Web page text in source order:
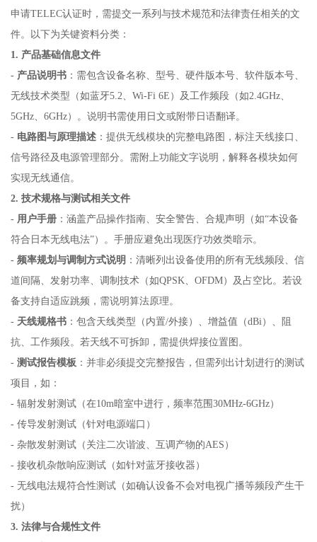
申请TELEC认证时，需提交一系列与技术规范和法律责任相关的文
件。以下为关键资料分类：
1. 产品基础信息文件
- 产品说明书：需包含设备名称、型号、硬件版本号、软件版本号、
无线技术类型（如蓝牙5.2、Wi-Fi 6E）及工作频段（如2.4GHz、
5GHz、6GHz）。说明书需使用日文或附带日语翻译。
- 电路图与原理描述：提供无线模块的完整电路图，标注天线接口、
信号路径及电源管理部分。需附上功能文字说明，解释各模块如何
实现无线通信。
2. 技术规格与测试相关文件
- 用户手册：涵盖产品操作指南、安全警告、合规声明（如“本设备
符合日本无线电法”）。手册应避免出现医疗功效类暗示。
- 频率规划与调制方式说明 ：清晰列出设备使用的所有无线频段、信
道间隔、发射功率、调制技术（如QPSK、OFDM）及占空比。若设
备支持自适应跳频，需说明算法原理。
- 天线规格书：包含天线类型（内置/外接）、增益值（dBi）、阻
抗、工作频段。若天线不可拆卸，需提供焊接位置图。
- 测试报告模板 ：并非必须提交完整报告，但需列出计划进行的测试
项目，如：
- 辐射发射测试（在10m暗室中进行，频率范围30MHz-6GHz）
- 传导发射测试（针对电源端口）
- 杂散发射测试（关注二次谐波、互调产物的AES）
- 接收机杂散响应测试（如针对蓝牙接收器）
- 无线电法规符合性测试（如确认设备不会对电视广播等频段产生干
扰）
3. 法律与合规性文件